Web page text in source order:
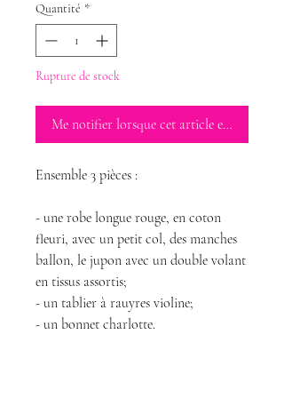
Quantité *
Rupture de stock
Me notifier lorsque cet article est disponible
Ensemble 3 pièces :
- une robe longue rouge, en coton
fleuri, avec un petit col, des manches
ballon, le jupon avec un double volant
en tissus assortis;
- un tablier à rauyres violine;
- un bonnet charlotte.